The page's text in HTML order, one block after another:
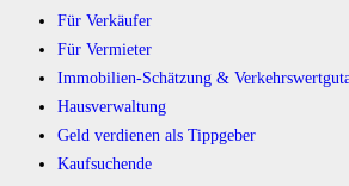
Für Verkäufer
Für Vermieter
Immobilien-Schätzung &
Hausverwaltung
Geld verdienen als Tippgeber
Kaufsuchende